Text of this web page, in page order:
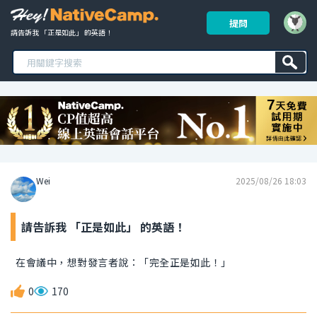
請告訴我 「正是如此」 的英語！
提問
Wei 2025/08/26 18:03
請告訴我 「正是如此」 的英語！
在會議中，想對發言者說：「完全正是如此！」
0 170